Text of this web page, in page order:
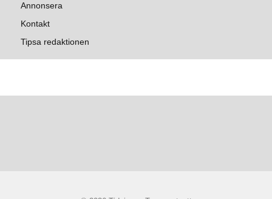
Annonsera
Kontakt
Tipsa redaktionen